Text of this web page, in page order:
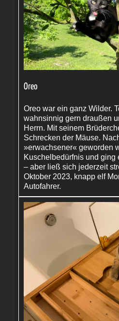
Oreo
Oreo war ein ganz Wilder.
wahnsinnig gern draußen
Herrn. Mit seinem
Schrecken der Mäuse.
»erwachsener« geworden
Kuschelbedürfnis und ging
– aber ließ sich jederzeit
Oktober 2023, knapp elf
Autofahrer.